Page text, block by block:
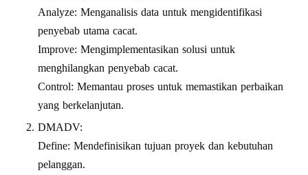
Analyze: Menganalisis data untuk mengidentifikasi
penyebab utama cacat.
Improve: Mengimplementasikan solusi untuk
menghilangkan penyebab cacat.
Control: Memantau proses untuk memastikan perbaikan
yang berkelanjutan.
DMADV:
Define: Mendefinisikan tujuan proyek dan kebutuhan
pelanggan.